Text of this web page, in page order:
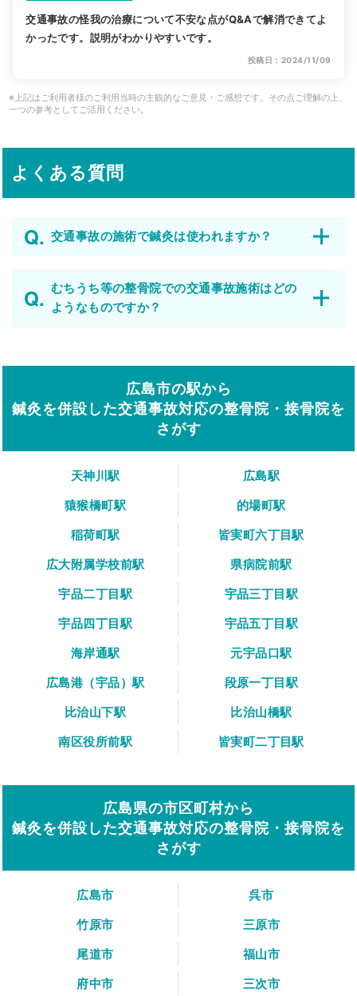
交通事故の怪我の治療について不安な点がQ&Aで解消できてよ
かったです。説明がわかりやすいです。
投稿日：2024/11/09
※上記はご利用者様のご利用当時の主観的なご意見・ご感想です。その点ご理解の上、
一つの参考としてご活用ください。
よくある質問
交通事故の施術で鍼灸は使われますか？
むちうち等の整骨院での交通事故施術はどの
ようなものですか？
広島市の駅から
鍼灸を併設した交通事故対応の整骨院・接骨院を
さがす
天神川駅
広島駅
猿猴橋町駅
的場町駅
稲荷町駅
皆実町六丁目駅
広大附属学校前駅
県病院前駅
宇品二丁目駅
宇品三丁目駅
宇品四丁目駅
宇品五丁目駅
海岸通駅
元宇品口駅
広島港（宇品）駅
段原一丁目駅
比治山下駅
比治山橋駅
南区役所前駅
皆実町二丁目駅
広島県の市区町村から
鍼灸を併設した交通事故対応の整骨院・接骨院を
さがす
広島市
呉市
竹原市
三原市
尾道市
福山市
府中市
三次市